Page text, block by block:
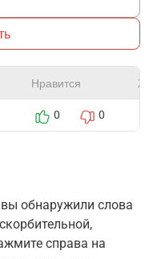
Нравится
0 0
обнаружили слова
справа на